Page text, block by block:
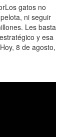
gatos no
ni seguir
Les basta
y esa
8 de agosto,